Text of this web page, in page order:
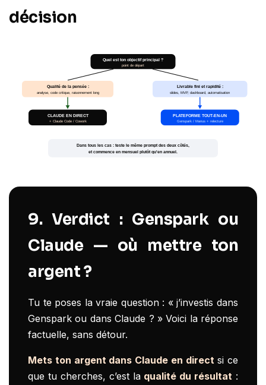
décision
9. Verdict : Genspark ou
Claude — où mettre ton
argent ?
Tu te poses la vraie question : « j’investis dans
Genspark ou dans Claude ? » Voici la réponse
factuelle, sans détour.
Mets ton argent dans Claude en direct si ce
que tu cherches, c’est la qualité du résultat :